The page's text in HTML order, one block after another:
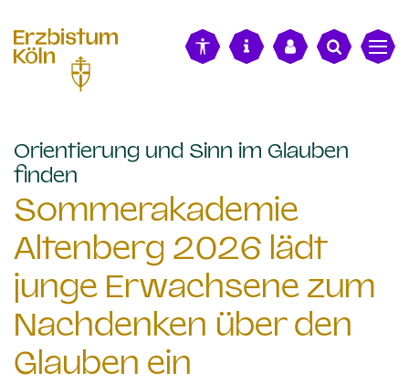
Orientierung und Sinn im Glauben
finden
Sommerakademie
Altenberg 2026 lädt
junge Erwachsene zum
Nachdenken über den
Glauben ein